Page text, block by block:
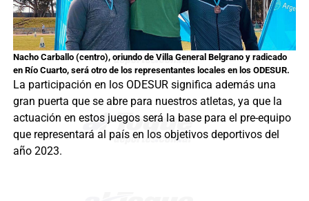
Nacho Carballo (centro), oriundo de Villa General Belgrano y radicado
en Río Cuarto, será otro de los representantes locales en los ODESUR.
La participación en los ODESUR significa además una
gran puerta que se abre para nuestros atletas, ya que la
actuación en estos juegos será la base para el pre-equipo
que representará al país en los objetivos deportivos del
año 2023.